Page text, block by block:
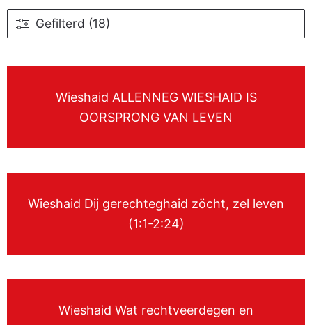
Gefilterd (18)
Wieshaid ALLENNEG WIESHAID IS
OORSPRONG VAN LEVEN
Wieshaid Dij gerechteghaid zöcht, zel leven
(1:1-2:24)
Wieshaid Wat rechtveerdegen en